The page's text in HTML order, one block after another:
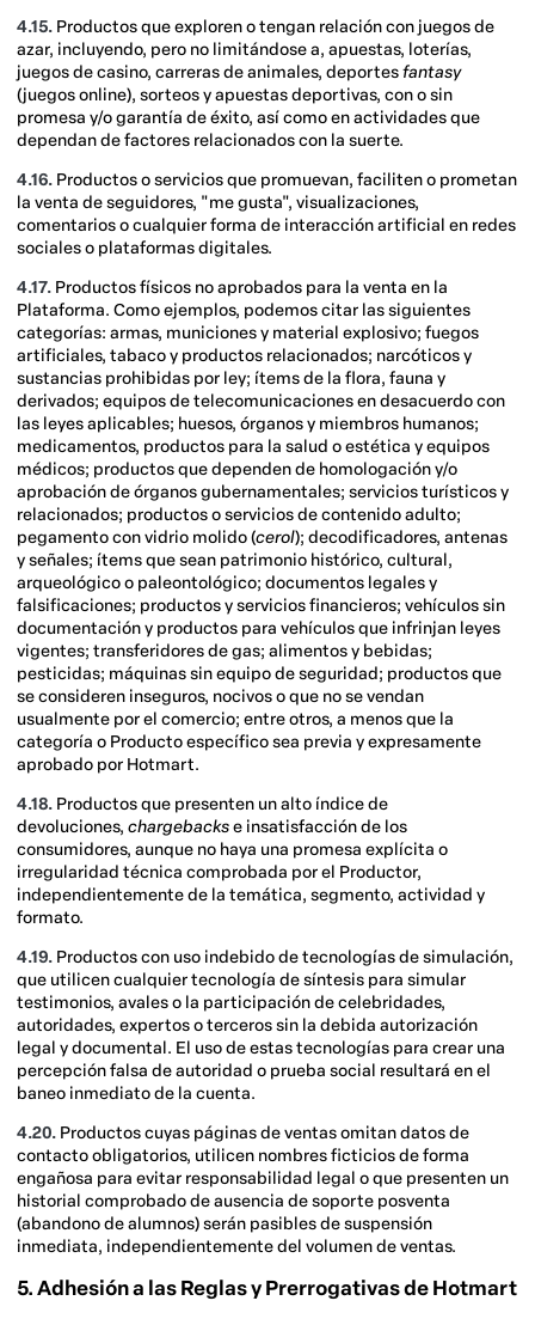
4.15. Productos que exploren o tengan relación con juegos de
azar, incluyendo, pero no limitándose a, apuestas, loterías,
juegos de casino, carreras de animales, deportesfantasy
(juegos online), sorteos y apuestas deportivas, con o sin
promesa y/o garantía de éxito, así como en actividades que
dependan de factores relacionados con la suerte.
4.16. Productos o servicios que promuevan, faciliten o prometan
la venta de seguidores, "me gusta", visualizaciones,
comentarios o cualquier forma de interacción artificial en redes
sociales o plataformas digitales.
4.17. Productos físicos no aprobados para la venta en la
Plataforma. Como ejemplos, podemos citar las siguientes
categorías: armas, municiones y material explosivo; fuegos
artificiales, tabaco y productos relacionados; narcóticos y
sustancias prohibidas por ley; ítems de la flora, fauna y
derivados; equipos de telecomunicaciones en desacuerdo con
las leyes aplicables; huesos, órganos y miembros humanos;
medicamentos, productos para la salud o estética y equipos
médicos; productos que dependen de homologación y/o
aprobación de órganos gubernamentales; servicios turísticos y
relacionados; productos o servicios de contenido adulto;
pegamento con vidrio molido (cerol); decodificadores, antenas
y señales; ítems que sean patrimonio histórico, cultural,
arqueológico o paleontológico; documentos legales y
falsificaciones; productos y servicios financieros; vehículos sin
documentación y productos para vehículos que infrinjan leyes
vigentes; transferidores de gas; alimentos y bebidas;
pesticidas; máquinas sin equipo de seguridad; productos que
se consideren inseguros, nocivos o que no se vendan
usualmente por el comercio; entre otros, a menos que la
categoría o Producto específico sea previa y expresamente
aprobado por Hotmart.
4.18. Productos que presenten un alto índice de
devoluciones, chargebackse insatisfacción de los
consumidores, aunque no haya una promesa explícita o
irregularidad técnica comprobada por el Productor,
independientemente de la temática, segmento, actividad y
formato.
4.19. Productos con uso indebido de tecnologías de simulación,
que utilicen cualquier tecnología de síntesis para simular
testimonios, avales o la participación de celebridades,
autoridades, expertos o terceros sin la debida autorización
legal y documental. El uso de estas tecnologías para crear una
percepción falsa de autoridad o prueba social resultará en el
baneo inmediato de la cuenta.
4.20. Productos cuyas páginas de ventas omitan datos de
contacto obligatorios, utilicen nombres ficticios de forma
engañosa para evitar responsabilidad legal o que presenten un
historial comprobado de ausencia de soporte posventa
(abandono de alumnos) serán pasibles de suspensión
inmediata, independientemente del volumen de ventas.
5. Adhesión a las Reglas y Prerrogativas de Hotmart